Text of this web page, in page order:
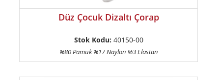
Düz Çocuk Dizaltı Çorap
Stok Kodu: 40150-00
%80 Pamuk %17 Naylon %3 Elastan